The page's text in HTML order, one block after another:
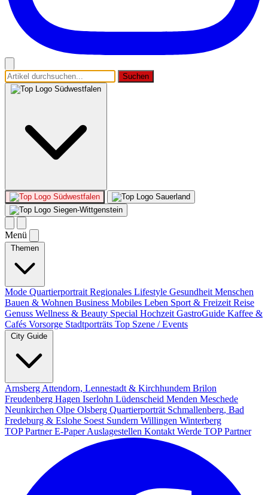
Suchen
Südwestfalen
Südwestfalen
Sauerland
Siegen-Wittgenstein
Menü
Themen
Mode Quartierportrait Regionales Lifestyle Gesundheit Menschen
Bauen & Wohnen Business Mobiles Leben Sport & Freizeit Reise
Genuss Wellness & Beauty Special Hochzeit GastroGuide Kaffee &
Cafés Vorsorge Stadtporträts Top Szene / Events
City Guide
Arnsberg Attendorn, Lennestadt & Kirchhundem Brilon
Freudenberg Hagen Iserlohn Lüdenscheid Menden Meschede
Neunkirchen Olpe Olsberg Quartierporträt Schmallenberg, Bad
Fredeburg & Eslohe Soest Sundern Willingen Winterberg
TOP PartnerE-PaperAuslagestellen Kontakt Werde TOP Partner